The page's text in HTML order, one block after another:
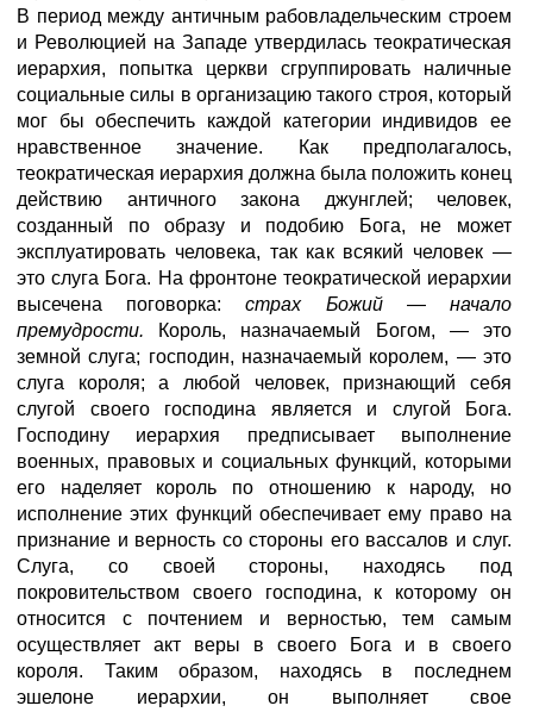
В период между античным рабовладельческим строем
и Революцией на Западе утвердилась теократическая
иерархия, попытка церкви сгруппировать наличные
социальные силы в организацию такого строя, который
мог бы обеспечить каждой категории индивидов ее
нравственное значение. Как предполагалось,
теократическая иерархия должна была положить конец
действию античного закона джунглей; человек,
созданный по образу и подобию Бога, не может
эксплуатировать человека, так как всякий человек —
это слуга Бога. На фронтоне теократической иерархии
высечена поговорка:страх Божий —начало
премудрости.
Король, назначаемый Богом, — это
земной слуга; господин, назначаемый королем, — это
слуга короля; а любой человек, признающий себя
слугой своего господина является и слугой Бога.
Господину иерархия предписывает выполнение
военных, правовых и социальных функций, которыми
его наделяет король по отношению к народу, но
исполнение этих функций обеспечивает ему право на
признание и верность со стороны его вассалов и слуг.
Слуга, со своей стороны, находясь под
покровительством своего господина, к которому он
относится с почтением и верностью, тем самым
осуществляет акт веры в своего Бога и в своего
короля. Таким образом, находясь в последнем
эшелоне иерархии, он выполняет свое